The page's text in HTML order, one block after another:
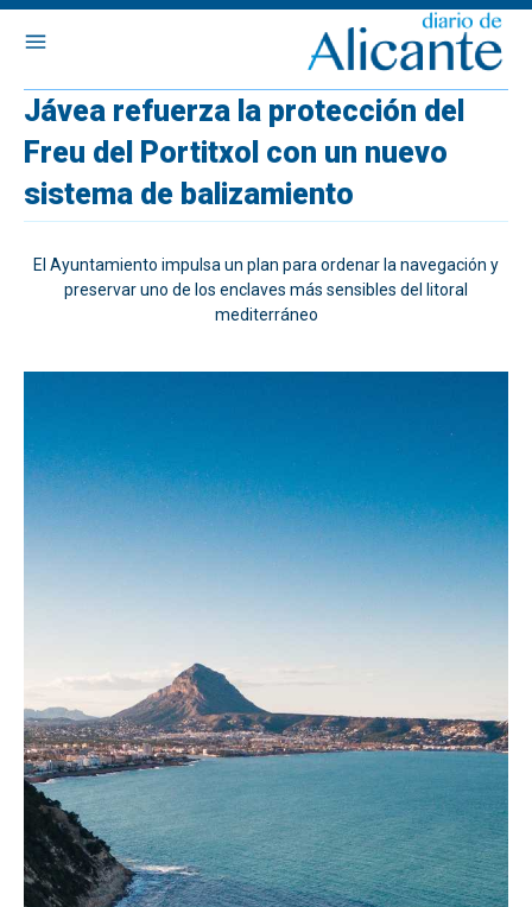
Jávea refuerza la protección del
Freu del Portitxol con un nuevo
sistema de balizamiento
El Ayuntamiento impulsa un plan para ordenar la navegación y
preservar uno de los enclaves más sensibles del litoral
mediterráneo